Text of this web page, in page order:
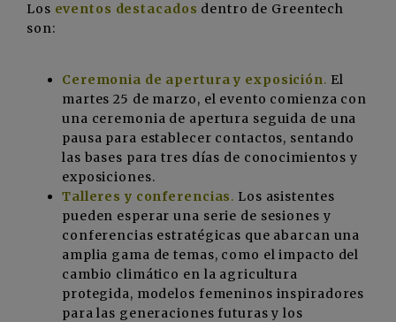
Los eventos destacados dentro de Greentech
son:
Ceremonia de apertura y exposición. El
martes 25 de marzo, el evento comienza con
una ceremonia de apertura seguida de una
pausa para establecer contactos, sentando
las bases para tres días de conocimientos y
exposiciones.
Talleres y conferencias. Los asistentes
pueden esperar una serie de sesiones y
conferencias estratégicas que abarcan una
amplia gama de temas, como el impacto del
cambio climático en la agricultura
protegida, modelos femeninos inspiradores
para las generaciones futuras y los